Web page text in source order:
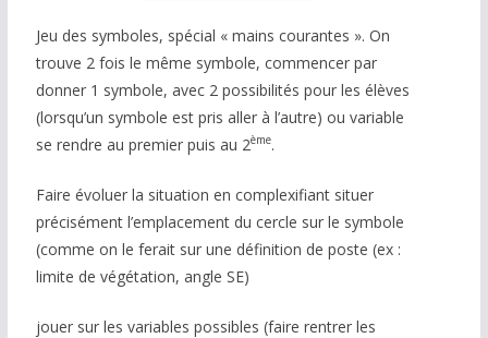
Jeu des symboles, spécial « mains courantes ». On
trouve 2 fois le même symbole, commencer par
donner 1 symbole, avec 2 possibilités pour les élèves
(lorsqu’un symbole est pris aller à l’autre) ou variable
se rendre au premier puis au 2ème.
Faire évoluer la situation en complexifiant situer
précisément l’emplacement du cercle sur le symbole
(comme on le ferait sur une définition de poste (ex :
limite de végétation, angle SE)
jouer sur les variables possibles (faire rentrer les